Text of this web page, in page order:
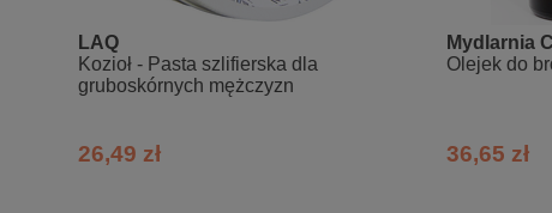
LAQ
Kozioł - Pasta szlifierska dla
gruboskórnych mężczyzn
26,49 zł
Mydlarnia
Olejek do
36,65 zł